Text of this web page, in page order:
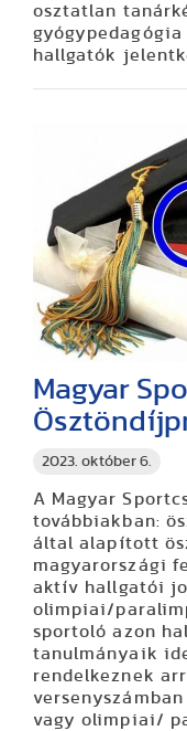
osztatlan
hallgatók
2023. október 6.
Magyar
A Magyar
továbbiakban:
által alapított
magyarországi
aktív hallgatói
olimpiai/
sportoló azon
tanulmányaik
rendelkeznek
vagy olimpiai/